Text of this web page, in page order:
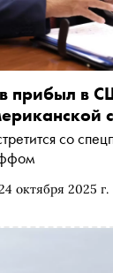
октября 2025 г.
прибыл в
со